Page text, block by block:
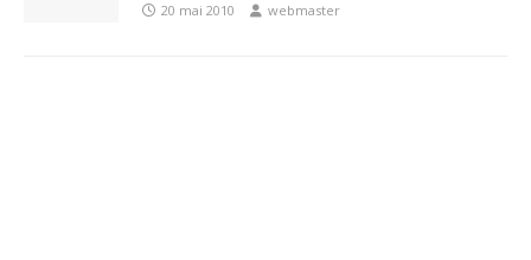
20 mai 2010 webmaster